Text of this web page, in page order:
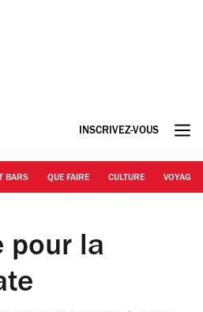
INSCRIVEZ-VOUS
BARS QUE FAIRE CULTURE VOYAGE
pour la